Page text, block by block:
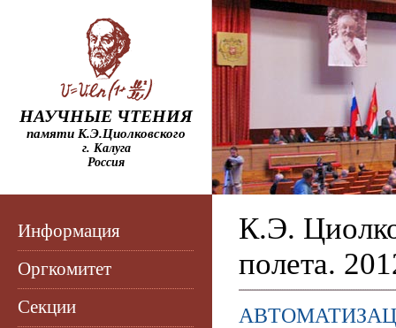
НАУЧНЫЕ ЧТЕНИЯ
памяти К.Э.Циолковского
г. Калуга
Россия
Информация
Оргкомитет
Секции
К.Э.
полета.